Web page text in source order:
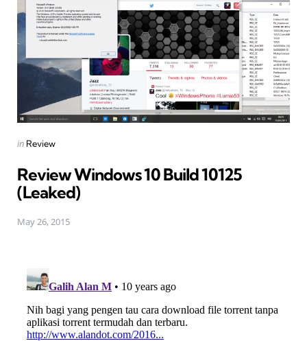
Posted
in Review
Review Windows 10 Build 10125
(Leaked)
May 26, 2015